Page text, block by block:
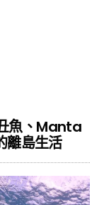
魚、Manta
離島生活